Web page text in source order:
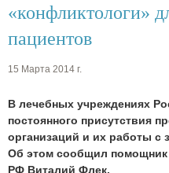
«конфликтологи»
пациентов
15 Марта 2014 г.
В лечебных учреждениях
постоянного присутствия
организаций и их работы с
Об этом сообщил помощник
РФ Виталий Флек.